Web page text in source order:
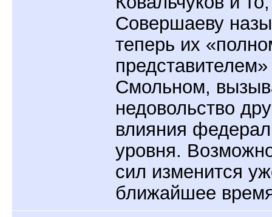
Совершаеву
теперь их
представителем»
Смольном,
недовольство
влияния
уровня.
сил изменится
ближайшее